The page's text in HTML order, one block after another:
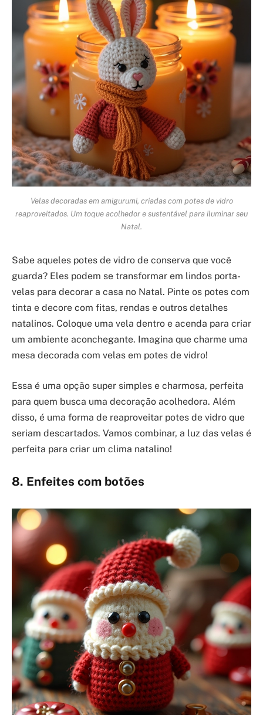
Velas decoradas em amigurumi, criadas com potes de vidro
reaproveitados. Um toque acolhedor e sustentável para iluminar seu
Natal.
Sabe aqueles potes de vidro de conserva que você
guarda? Eles podem se transformar em lindos porta-
velas para decorar a casa no Natal. Pinte os potes com
tinta e decore com fitas, rendas e outros detalhes
natalinos. Coloque uma vela dentro e acenda para criar
um ambiente aconchegante. Imagina que charme uma
mesa decorada com velas em potes de vidro!
Essa é uma opção super simples e charmosa, perfeita
para quem busca uma decoração acolhedora. Além
disso, é uma forma de reaproveitar potes de vidro que
seriam descartados. Vamos combinar, a luz das velas é
perfeita para criar um clima natalino!
8. Enfeites com botões